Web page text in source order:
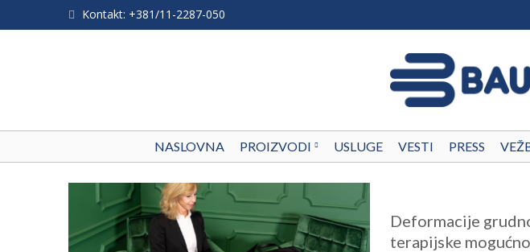
Kontakt: +381/11-2287-050
NASLOVNA PROIZVODI USLUGE VESTI PRESS
Deformacije
terapijske